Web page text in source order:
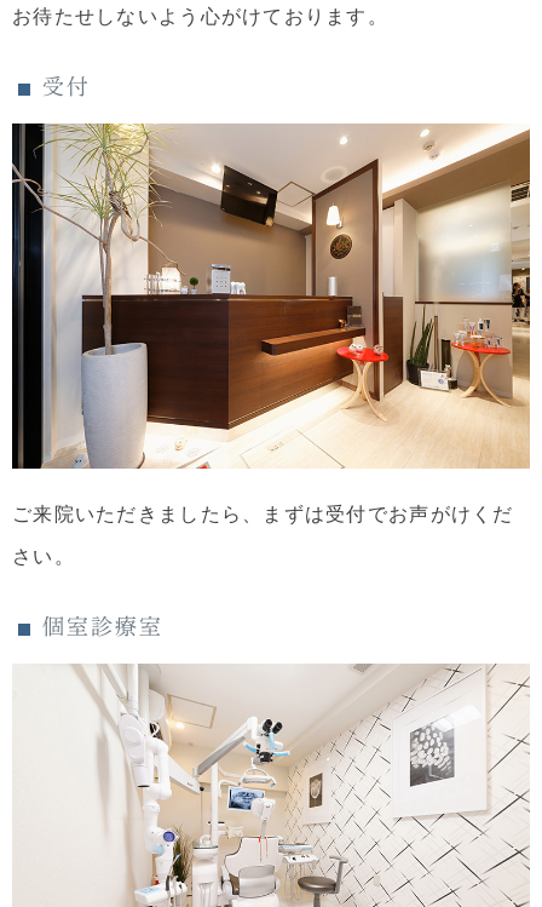
お待たせしないよう心がけております。
受付
ご来院いただきましたら、まずは受付でお声がけくだ
さい。
個室診療室